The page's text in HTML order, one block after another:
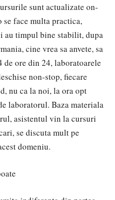
sunt actualizate on-
face multa practica,
au timpul bine stabilit, dupa
cine vrea sa anvete, sa
de ore din 24, laboratoarele
non-stop, fiecare
nu ca la noi, la ora opt
laboratorul. Baza materiala
asistentul vin la cursuri
se discuta mult pe
domeniu.